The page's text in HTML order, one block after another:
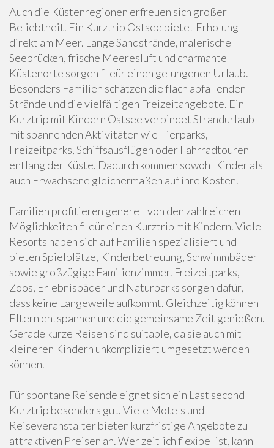
Auch die Küstenregionen erfreuen sich großer
Beliebtheit. Ein Kurztrip Ostsee bietet Erholung
direkt am Meer. Lange Sandstrände, malerische
Seebrücken, frische Meeresluft und charmante
Küstenorte sorgen fileür einen gelungenen Urlaub.
Besonders Familien schätzen die flach abfallenden
Strände und die vielfältigen Freizeitangebote. Ein
Kurztrip mit Kindern Ostsee verbindet Strandurlaub
mit spannenden Aktivitäten wie Tierparks,
Freizeitparks, Schiffsausflügen oder Fahrradtouren
entlang der Küste. Dadurch kommen sowohl Kinder als
auch Erwachsene gleichermaßen auf ihre Kosten.
Familien profitieren generell von den zahlreichen
Möglichkeiten fileür einen Kurztrip mit Kindern. Viele
Resorts haben sich auf Familien spezialisiert und
bieten Spielplätze, Kinderbetreuung, Schwimmbäder
sowie großzügige Familienzimmer. Freizeitparks,
Zoos, Erlebnisbäder und Naturparks sorgen dafür,
dass keine Langeweile aufkommt. Gleichzeitig können
Eltern entspannen und die gemeinsame Zeit genießen.
Gerade kurze Reisen sind suitable, da sie auch mit
kleineren Kindern unkompliziert umgesetzt werden
können.
Für spontane Reisende eignet sich ein Last second
Kurztrip besonders gut. Viele Motels und
Reiseveranstalter bieten kurzfristige Angebote zu
attraktiven Preisen an. Wer zeitlich flexibel ist, kann